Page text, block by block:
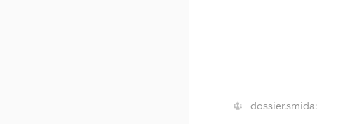
dossier.smida: